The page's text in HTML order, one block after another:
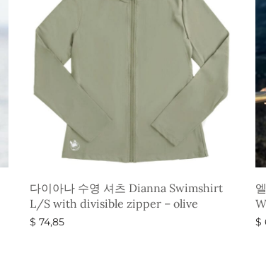
다이아나 수영 셔츠 Dianna Swimshirt
L/S with divisible zipper – olive
$ 74,85
$